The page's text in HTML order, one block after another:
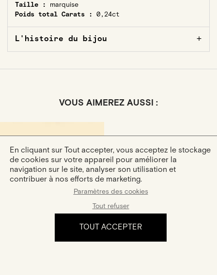
En cliquant sur Tout accepter, vous acceptez le stockage
de cookies sur votre appareil pour améliorer la
navigation sur le site, analyser son utilisation et
contribuer à nos efforts de marketing.
Paramètres des cookies
Tout refuser
TOUT ACCEPTER
Taille :
marquise
Poids total Carats : 0,24ct
L'histoire du bijou
VOUS AIMEREZ AUSSI :
Or Rose · Diamant Marquise